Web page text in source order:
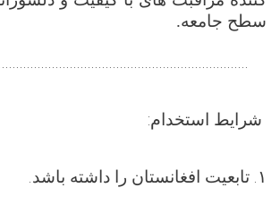
سطح جامعه.
شرایط استخدام:
۱. تابعیت افغانستان را داشته باشد.